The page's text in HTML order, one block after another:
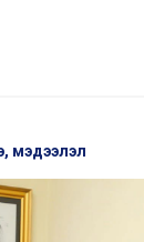
мэдээлэл